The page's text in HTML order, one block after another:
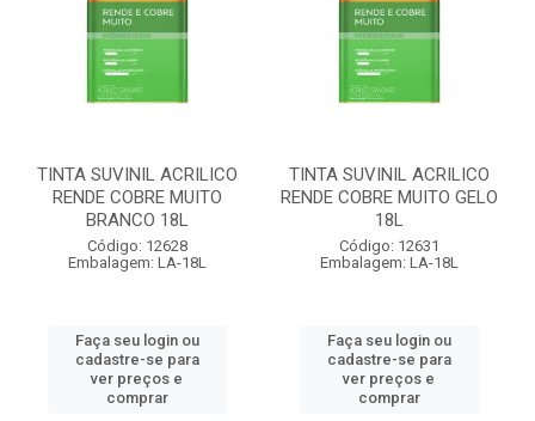
TINTA SUVINIL ACRILICO
RENDE COBRE MUITO
BRANCO 18L
Código: 12628
Embalagem: LA-18L
Faça seu login ou
cadastre-se para
ver preços e
comprar
TINTA SUVINIL ACRILICO
RENDE COBRE MUITO GELO
18L
Código: 12631
Embalagem: LA-18L
Faça seu login ou
cadastre-se para
ver preços e
comprar